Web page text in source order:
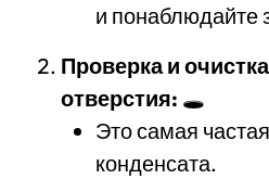
и понаблюдайте
Проверка и
отверстия: 🕳️
Это самая
конденсата.